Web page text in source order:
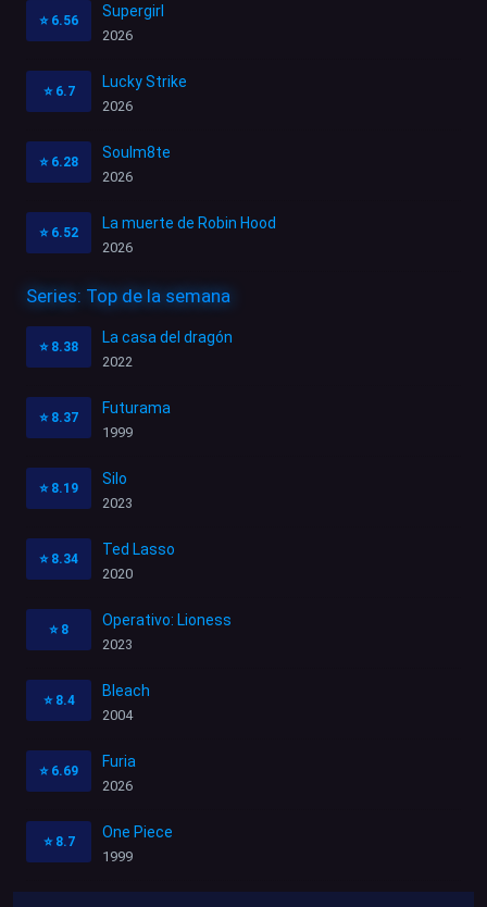
⭐ 6.56
Supergirl
2026
⭐ 6.7
Lucky Strike
2026
⭐ 6.28
Soulm8te
2026
⭐ 6.52
La muerte de Robin Hood
2026
Series: Top de la semana
⭐ 8.38
La casa del dragón
2022
⭐ 8.37
Futurama
1999
⭐ 8.19
Silo
2023
⭐ 8.34
Ted Lasso
2020
⭐ 8
Operativo: Lioness
2023
⭐ 8.4
Bleach
2004
⭐ 6.69
Furia
2026
⭐ 8.7
One Piece
1999